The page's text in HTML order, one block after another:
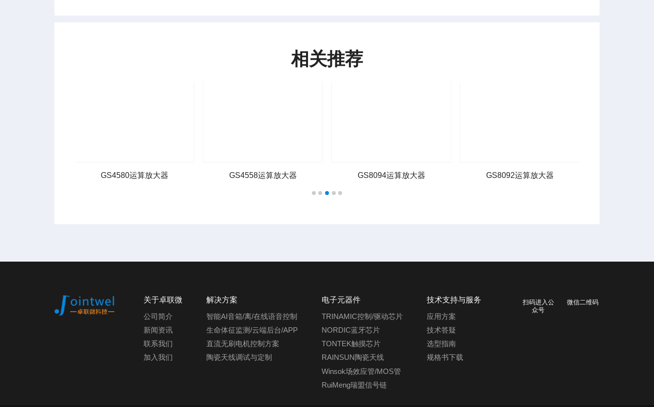
相关推荐
GS4580运算放大器 GS4558运算放大器 GS8094运算放大器 GS8092运算放大器
关于卓联微
公司简介
新闻资讯
联系我们
加入我们
解决方案
智能AI音箱/离/在线语音控制
生命体征监测/云端后台/APP
直流无刷电机控制方案
陶瓷天线调试与定制
电子元器件
TRINAMIC控制/驱动芯片
NORDIC蓝牙芯片
TONTEK触摸芯片
RAINSUN陶瓷天线
Winsok场效应管/MOS管
RuiMeng瑞盟信号链
技术支持与服务
应用方案
技术答疑
选型指南
规格书下载
扫码进入公
众号
微信二维码